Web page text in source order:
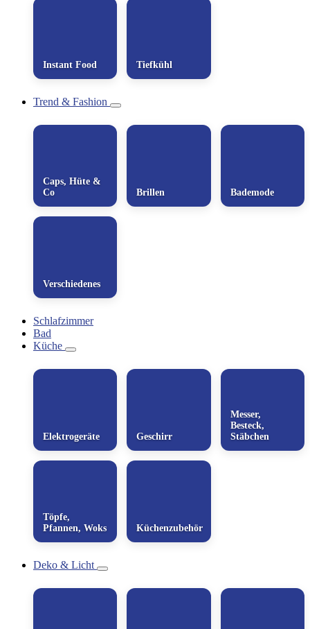
Instant Food Tiefkühl
Trend & Fashion
Caps, Hüte &
Co
Brillen Bademode
Verschiedenes
Schlafzimmer
Bad
Küche
Elektrogeräte Geschirr
Messer,
Besteck,
Stäbchen
Töpfe,
Pfannen, Woks
Küchenzubehör
Deko & Licht